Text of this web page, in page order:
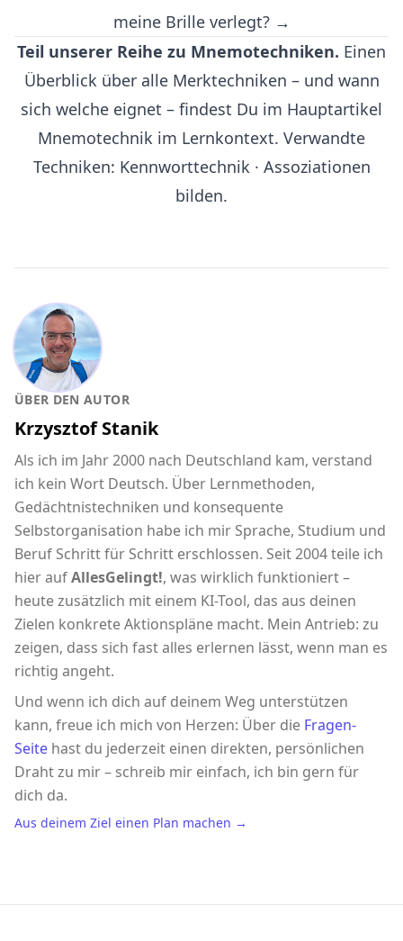
meine Brille verlegt? →
Teil unserer Reihe zu Mnemotechniken. Einen
Überblick über alle Merktechniken – und wann
sich welche eignet – findest Du im Hauptartikel
Mnemotechnik im Lernkontext. Verwandte
Techniken: Kennworttechnik· Assoziationen
bilden.
ÜBER DEN AUTOR
Krzysztof Stanik
Als ich im Jahr 2000 nach Deutschland kam, verstand
ich kein Wort Deutsch. Über Lernmethoden,
Gedächtnistechniken und konsequente
Selbstorganisation habe ich mir Sprache, Studium und
Beruf Schritt für Schritt erschlossen. Seit 2004 teile ich
hier aufAllesGelingt!, was wirklich funktioniert –
heute zusätzlich mit einem KI-Tool, das aus deinen
Zielen konkrete Aktionspläne macht. Mein Antrieb: zu
zeigen, dass sich fast alles erlernen lässt, wenn man es
richtig angeht.
Und wenn ich dich auf deinem Weg unterstützen
kann, freue ich mich von Herzen: Über die Fragen-
Seite hast du jederzeit einen direkten, persönlichen
Draht zu mir – schreib mir einfach, ich bin gern für
dich da.
Aus deinem Ziel einen Plan machen →